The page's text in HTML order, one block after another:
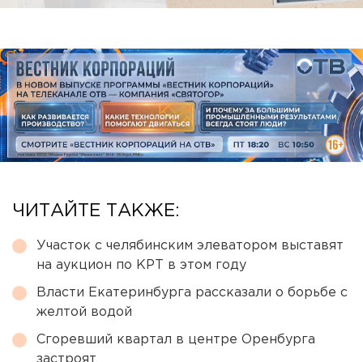
ЧИТАЙТЕ ТАКЖЕ:
Участок с челябинским элеватором выставят
на аукцион по КРТ в этом году
Власти Екатеринбурга рассказали о борьбе с
желтой водой
Сгоревший квартал в центре Оренбурга
застроят